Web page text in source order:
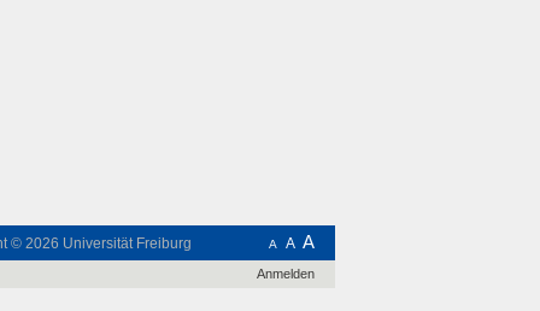
A A A
© 2026 Universität Freiburg
Anmelden